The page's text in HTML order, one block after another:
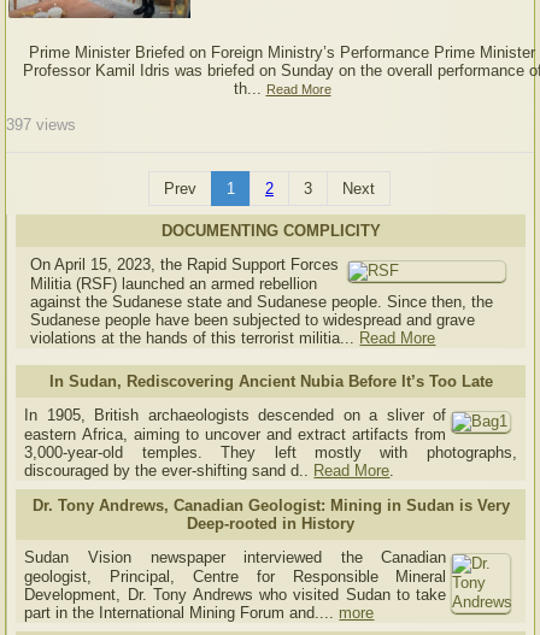
Prime Minister Briefed on Foreign Ministry’s Performance Prime Minister
Professor Kamil Idris was briefed on Sunday on the overall performance
th... Read More
397 views
Prev 1 2 3 Next
DOCUMENTING COMPLICITY
On April 15, 2023, the Rapid Support Forces
Militia (RSF) launched an armed rebellion
against the Sudanese state and Sudanese people. Since then, the
Sudanese people have been subjected to widespread and grave
violations at the hands of this terrorist militia... Read More
In Sudan, Rediscovering Ancient Nubia Before It’s Too Late
In 1905, British archaeologists descended on a sliver of
eastern Africa, aiming to uncover and extract artifacts from
3,000-year-old temples. They left mostly with photographs,
discouraged by the ever-shifting sand d.. Read More.
Dr. Tony Andrews, Canadian Geologist: Mining in Sudan is Very
Deep-rooted in History
Sudan Vision newspaper interviewed the Canadian
geologist, Principal, Centre for Responsible Mineral
Development, Dr. Tony Andrews who visited Sudan to take
part in the International Mining Forum and.... more